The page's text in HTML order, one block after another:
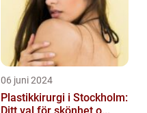
06 juni 2024
Plastikkirurgi i Stockholm: